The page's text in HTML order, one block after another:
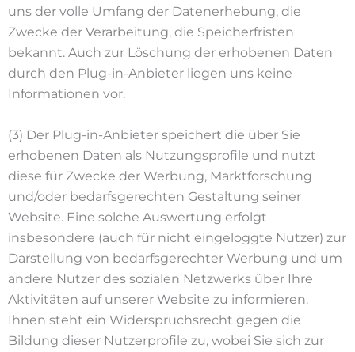
uns der volle Umfang der Datenerhebung, die
Zwecke der Verarbeitung, die Speicherfristen
bekannt. Auch zur Löschung der erhobenen Daten
durch den Plug-in-Anbieter liegen uns keine
Informationen vor.
(3) Der Plug-in-Anbieter speichert die über Sie
erhobenen Daten als Nutzungsprofile und nutzt
diese für Zwecke der Werbung, Marktforschung
und/oder bedarfsgerechten Gestaltung seiner
Website. Eine solche Auswertung erfolgt
insbesondere (auch für nicht eingeloggte Nutzer) zur
Darstellung von bedarfsgerechter Werbung und um
andere Nutzer des sozialen Netzwerks über Ihre
Aktivitäten auf unserer Website zu informieren.
Ihnen steht ein Widerspruchsrecht gegen die
Bildung dieser Nutzerprofile zu, wobei Sie sich zur